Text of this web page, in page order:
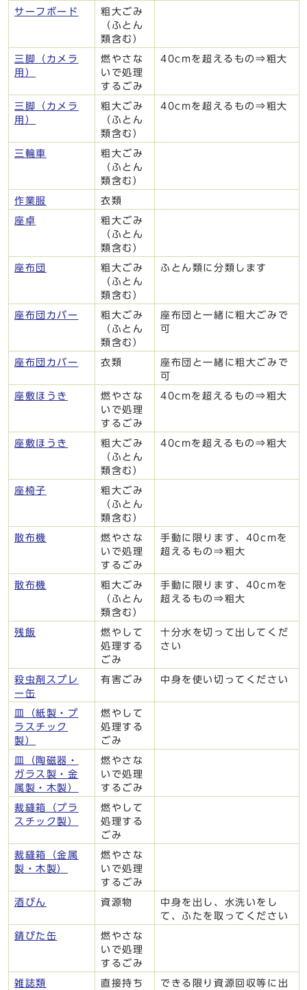
サーフボード
粗大ごみ
（ふとん
類含む）
三脚（カメラ
用）
燃やさな
いで処理
するごみ
40cmを超えるもの⇒粗大
三脚（カメラ
用）
粗大ごみ
（ふとん
類含む）
40cmを超えるもの⇒粗大
三輪車
粗大ごみ
（ふとん
類含む）
作業服 衣類
座卓
粗大ごみ
（ふとん
類含む）
座布団
粗大ごみ
（ふとん
類含む）
ふとん類に分類します
座布団カバー
粗大ごみ
（ふとん
類含む）
座布団と一緒に粗大ごみで
可
座布団カバー 衣類
座布団と一緒に粗大ごみで
可
座敷ほうき
燃やさな
いで処理
するごみ
40cmを超えるもの⇒粗大
座敷ほうき
粗大ごみ
（ふとん
類含む）
40cmを超えるもの⇒粗大
座椅子
粗大ごみ
（ふとん
類含む）
散布機
燃やさな
いで処理
するごみ
手動に限ります、40cmを
超えるもの⇒粗大
散布機
粗大ごみ
（ふとん
類含む）
手動に限ります、40cmを
超えるもの⇒粗大
残飯
燃やして
処理する
ごみ
十分水を切って出してくだ
さい
殺虫剤スプレ
ー缶
有害ごみ 中身を使い切ってください
皿（紙製・プ
ラスチック
製）
燃やして
処理する
ごみ
皿（陶磁器・
ガラス製・金
属製・木製）
燃やさな
いで処理
するごみ
裁縫箱（プラ
スチック製）
燃やして
処理する
ごみ
裁縫箱（金属
製・木製）
燃やさな
いで処理
するごみ
酒びん 資源物
中身を出し、水洗いをし
て、ふたを取ってください
錆びた缶
燃やさな
いで処理
するごみ
雑誌類
直接持ち
できる限り資源回収等に出